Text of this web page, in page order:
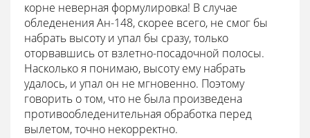
корне неверная формулировка! В случае
обледенения Ан-148, скорее всего, не смог бы
набрать высоту и упал бы сразу, только
оторвавшись от взлетно-посадочной полосы.
Насколько я понимаю, высоту ему набрать
удалось, и упал он не мгновенно. Поэтому
говорить о том, что не была произведена
противообледенительная обработка перед
вылетом, точно некорректно.